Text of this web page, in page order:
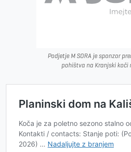
Podjetje M SORA je sponzor
pohištva na Kranjski koči